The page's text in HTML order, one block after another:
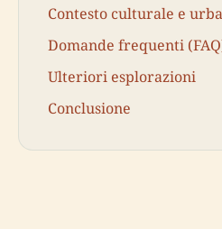
Contesto culturale e
Domande frequenti
Ulteriori esplorazioni
Conclusione